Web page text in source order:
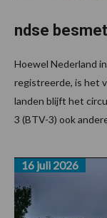
ndse
Hoewel Nederland
registreerde, is het
landen blijft het
3 (BTV-3) ook
16 juli 2026